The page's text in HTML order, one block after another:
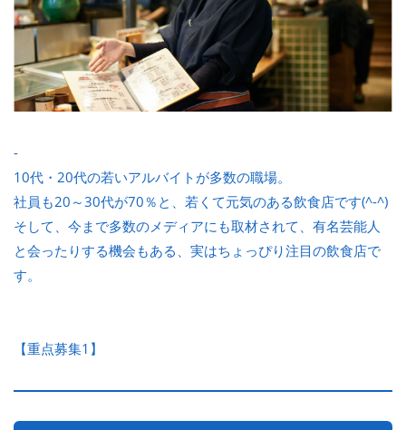
-
10代・20代の若いアルバイトが多数の職場。
社員も20～30代が70％と、若くて元気のある飲食店です(^-^)
そして、今まで多数のメディアにも取材されて、有名芸能人
と会ったりする機会もある、実はちょっぴり注目の飲食店で
す。
【重点募集1】